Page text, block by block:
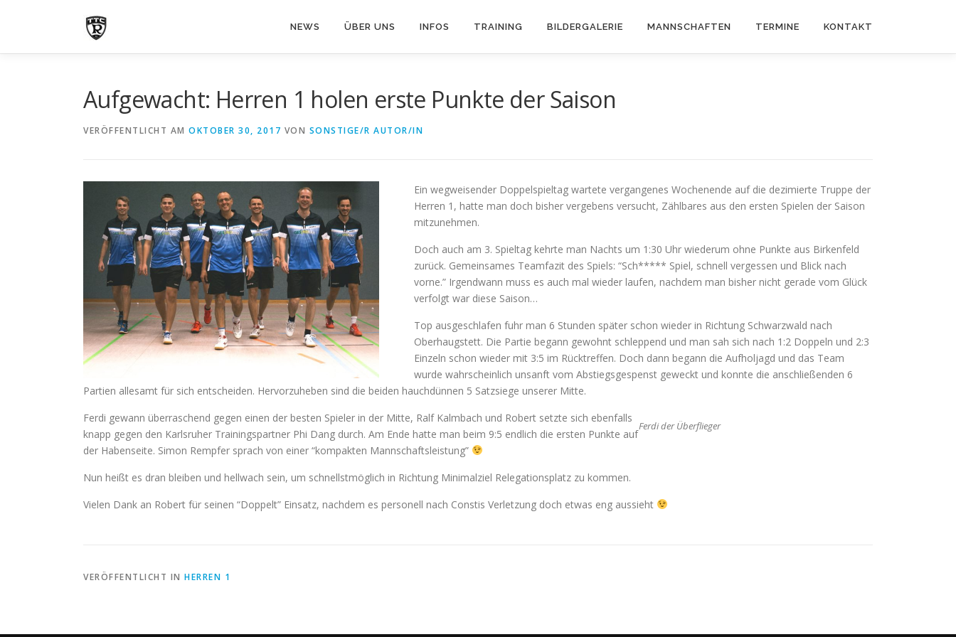
NEWS ÜBER UNS INFOS TRAINING BILDERGALERIE MANNSCHAFTEN TERMINE KONTAKT
Aufgewacht: Herren 1 holen erste Punkte der Saison
VERÖFFENTLICHT AM OKTOBER 30, 2017 VON SONSTIGE/R AUTOR/IN
Ein wegweisender Doppelspieltag wartete vergangenes Wochenende auf die dezimierte Truppe der
Herren 1, hatte man doch bisher vergebens versucht, Zählbares aus den ersten Spielen der Saison
mitzunehmen.
Doch auch am 3. Spieltag kehrte man Nachts um 1:30 Uhr wiederum ohne Punkte aus Birkenfeld
zurück. Gemeinsames Teamfazit des Spiels: “Sch***** Spiel, schnell vergessen und Blick nach
vorne.” Irgendwann muss es auch mal wieder laufen, nachdem man bisher nicht gerade vom Glück
verfolgt war diese Saison…
Top ausgeschlafen fuhr man 6 Stunden später schon wieder in Richtung Schwarzwald nach
Oberhaugstett. Die Partie begann gewohnt schleppend und man sah sich nach 1:2 Doppeln und 2:3
Einzeln schon wieder mit 3:5 im Rücktreffen. Doch dann begann die Aufholjagd und das Team
wurde wahrscheinlich unsanft vom Abstiegsgespenst geweckt und konnte die anschließenden 6
Partien allesamt für sich entscheiden. Hervorzuheben sind die beiden hauchdünnen 5 Satzsiege unserer Mitte.
Ferdi der Überflieger
Ferdi gewann überraschend gegen einen der besten Spieler in der Mitte, Ralf Kalmbach und Robert setzte sich ebenfalls
knapp gegen den Karlsruher Trainingspartner Phi Dang durch. Am Ende hatte man beim 9:5 endlich die ersten Punkte auf
der Habenseite. Simon Rempfer sprach von einer “kompakten Mannschaftsleistung”
Nun heißt es dran bleiben und hellwach sein, um schnellstmöglich in Richtung Minimalziel Relegationsplatz zu kommen.
Vielen Dank an Robert für seinen “Doppelt” Einsatz, nachdem es personell nach Constis Verletzung doch etwas eng aussieht
VERÖFFENTLICHT IN HERREN 1